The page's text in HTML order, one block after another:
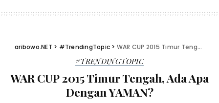
aribowo.NET > #TrendingTopic > WAR CUP 2015 Timur Tengah, Ada Apa Dengan YAMAN?
#TRENDINGTOPIC
WAR CUP 2015 Timur Tengah, Ada Apa
Dengan YAMAN?